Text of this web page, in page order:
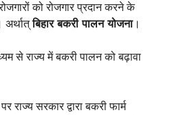
को रोजगार प्रदान करने के
अर्थात्बिहार बकरी पालन योजना।
से राज्य में बकरी पालन को बढ़ावा
सरकार द्वारा बकरी फार्म